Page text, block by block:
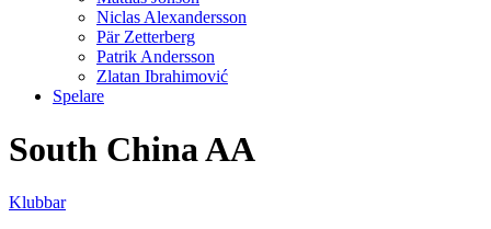
Niclas Alexandersson
Pär Zetterberg
Patrik Andersson
Zlatan Ibrahimović
Spelare
South China AA
Klubbar